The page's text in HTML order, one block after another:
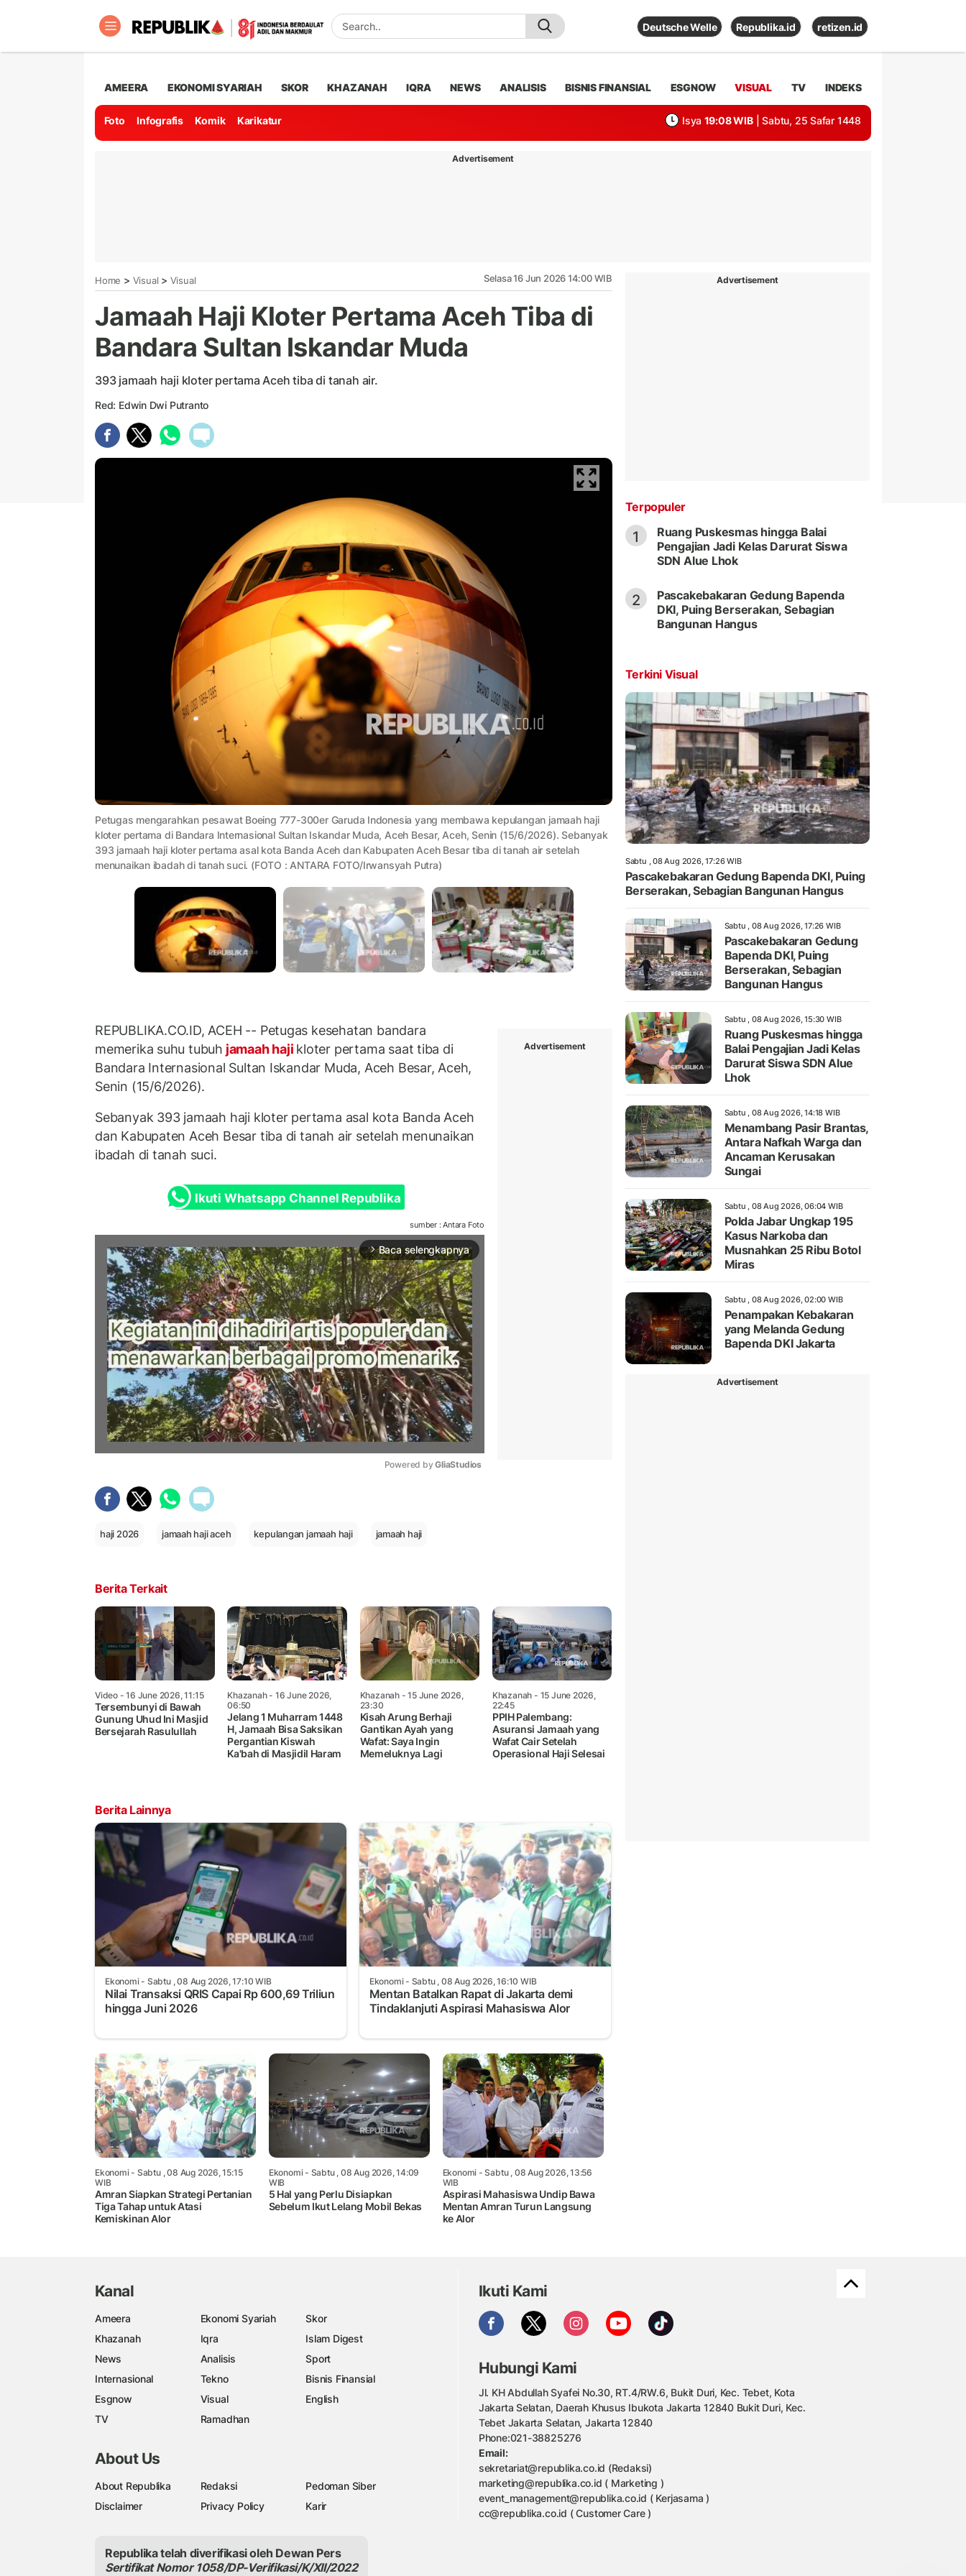
Deutsche Welle Republika.id retizen.id
AMEERA EKONOMI SYARIAH SKOR KHAZANAH IQRA NEWS ANALISIS BISNIS FINANSIAL ESGNOW VISUAL TV INDEKS
Foto Infografis Komik Karikatur Isya 19:08 WIB | Sabtu, 25 Safar 1448
Advertisement
Home > Visual > Visual Selasa 16 Jun 2026 14:00 WIB
Jamaah Haji Kloter Pertama Aceh Tiba di
Bandara Sultan Iskandar Muda
393 jamaah haji kloter pertama Aceh tiba di tanah air.
Red: Edwin Dwi Putranto
Petugas mengarahkan pesawat Boeing 777-300er Garuda Indonesia yang membawa kepulangan jamaah haji
kloter pertama di Bandara Internasional Sultan Iskandar Muda, Aceh Besar, Aceh, Senin (15/6/2026). Sebanyak
393 jamaah haji kloter pertama asal kota Banda Aceh dan Kabupaten Aceh Besar tiba di tanah air setelah
menunaikan ibadah di tanah suci. (FOTO : ANTARA FOTO/Irwansyah Putra)
REPUBLIKA.CO.ID, ACEH -- Petugas kesehatan bandara
memerika suhu tubuh jamaah haji kloter pertama saat tiba di
Bandara Internasional Sultan Iskandar Muda, Aceh Besar, Aceh,
Senin (15/6/2026).
Sebanyak 393 jamaah haji kloter pertama asal kota Banda Aceh
dan Kabupaten Aceh Besar tiba di tanah air setelah menunaikan
ibadah di tanah suci.
Ikuti Whatsapp Channel Republika
sumber : Antara Foto
arrow_forward_ios Baca selengkapnya
Powered by GliaStudios
Advertisement
haji 2026 jamaah haji aceh kepulangan jamaah haji jamaah haji
Berita Terkait
Video- 16 June 2026, 11:15
Tersembunyi di Bawah
Gunung Uhud Ini Masjid
Bersejarah Rasulullah
Khazanah- 16 June 2026,
06:50
Jelang 1 Muharram 1448
H, Jamaah Bisa Saksikan
Pergantian Kiswah
Ka'bah di Masjidil Haram
Khazanah- 15 June 2026,
23:30
Kisah Arung Berhaji
Gantikan Ayah yang
Wafat: Saya Ingin
Memeluknya Lagi
Khazanah - 15 June 2026,
22:45
PPIH Palembang:
Asuransi Jamaah yang
Wafat Cair Setelah
Operasional Haji Selesai
Berita Lainnya
Ekonomi- Sabtu , 08 Aug 2026, 17:10 WIB
Nilai Transaksi QRIS Capai Rp 600,69 Triliun
hingga Juni 2026
Ekonomi- Sabtu , 08 Aug 2026, 16:10 WIB
Mentan Batalkan Rapat di Jakarta demi
Tindaklanjuti Aspirasi Mahasiswa Alor
Ekonomi- Sabtu , 08 Aug 2026, 15:15
WIB
Amran Siapkan Strategi Pertanian
Tiga Tahap untuk Atasi
Kemiskinan Alor
Ekonomi- Sabtu , 08 Aug 2026, 14:09
WIB
5 Hal yang Perlu Disiapkan
Sebelum Ikut Lelang Mobil Bekas
Ekonomi - Sabtu , 08 Aug 2026, 13:56
WIB
Aspirasi Mahasiswa Undip Bawa
Mentan Amran Turun Langsung
ke Alor
Advertisement
Terpopuler
1
Ruang Puskesmas hingga Balai
Pengajian Jadi Kelas Darurat Siswa
SDN Alue Lhok
2
Pascakebakaran Gedung Bapenda
DKI, Puing Berserakan, Sebagian
Bangunan Hangus
Terkini Visual
Sabtu , 08 Aug 2026, 17:26 WIB
Pascakebakaran Gedung Bapenda DKI, Puing
Berserakan, Sebagian Bangunan Hangus
Sabtu , 08 Aug 2026, 17:26 WIB
Pascakebakaran Gedung
Bapenda DKI, Puing
Berserakan, Sebagian
Bangunan Hangus
Sabtu , 08 Aug 2026, 15:30 WIB
Ruang Puskesmas hingga
Balai Pengajian Jadi Kelas
Darurat Siswa SDN Alue
Lhok
Sabtu , 08 Aug 2026, 14:18 WIB
Menambang Pasir Brantas,
Antara Nafkah Warga dan
Ancaman Kerusakan
Sungai
Sabtu , 08 Aug 2026, 06:04 WIB
Polda Jabar Ungkap 195
Kasus Narkoba dan
Musnahkan 25 Ribu Botol
Miras
Sabtu , 08 Aug 2026, 02:00 WIB
Penampakan Kebakaran
yang Melanda Gedung
Bapenda DKI Jakarta
Advertisement
Kanal
Ameera Ekonomi Syariah
Skor
Khazanah
Iqra
Islam Digest
News
Analisis
Sport
Internasional
Tekno
Bisnis Finansial
Esgnow
Visual
English
TV
Ramadhan
About Us
About Republika Redaksi
Pedoman Siber
Disclaimer
Privacy Policy Karir
Republika telah diverifikasi oleh Dewan Pers
Sertifikat Nomor 1058/DP-Verifikasi/K/XII/2022
Ikuti Kami
Hubungi Kami
Jl. KH Abdullah Syafei No.30, RT.4/RW.6, Bukit Duri, Kec. Tebet, Kota
Jakarta Selatan, Daerah Khusus Ibukota Jakarta 12840 Bukit Duri, Kec.
Tebet Jakarta Selatan, Jakarta 12840
Phone:021-38825276
Email:
sekretariat@republika.co.id (Redaksi)
marketing@republika.co.id ( Marketing )
event_management@republika.co.id ( Kerjasama )
cc@republika.co.id ( Customer Care )